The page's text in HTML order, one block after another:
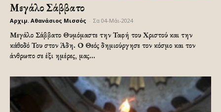
Μεγάλο Σάββατο
Αρχιμ. Αθανάσιος Μισσός Σα 04-Μάι-2024
Μεγάλο Σάββατο Θυμόμαστε την Ταφή του Χριστού και την
κάθοδό Του στον Άδη. Ο Θεός δημιούργησε τον κόσμο και τον
άνθρωπο σε έξι ημέρες, μας...